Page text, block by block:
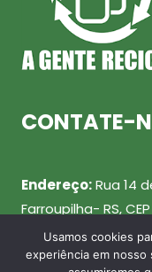
CONTATE-
Endereço:Rua 14
Farroupilha- RS,
Telefone: (54)
Usamos cookies
experiência em